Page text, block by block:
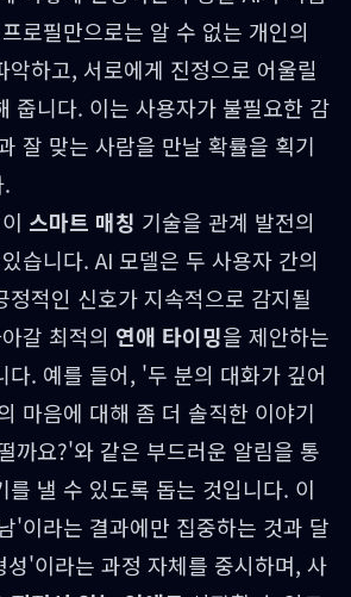
로필만으로는 알 수 없는 개인의
악하고, 서로에게 진정으로 어울릴
줍니다. 이는 사용자가 불필요한 감
잘 맞는 사람을 만날 확률을 획기
스마트 매칭 기술을 관계 발전의
습니다. AI 모델은 두 사용자 간의
정적인 신호가 지속적으로 감지될
갈 최적의 연애 타이밍을 제안하는
다. 예를 들어, '두 분의 대화가 깊어
마음에 대해 좀 더 솔직한 이야기
까요?'와 같은 부드러운 알림을 통
를 낼 수 있도록 돕는 것입니다. 이
'이라는 결과에만 집중하는 것과 달
성'이라는 과정 자체를 중시하며, 사